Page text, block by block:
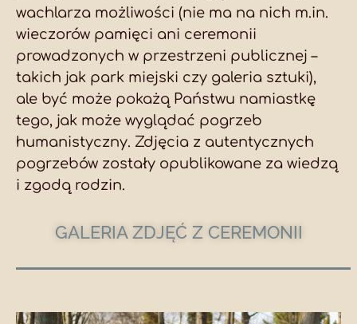
wachlarza możliwości (nie ma na nich m.in.
wieczorów pamięci ani ceremonii
prowadzonych w przestrzeni publicznej –
takich jak park miejski czy galeria sztuki),
ale być może pokażą Państwu namiastkę
tego, jak może wyglądać pogrzeb
humanistyczny. Zdjęcia z autentycznych
pogrzebów zostały opublikowane za wiedzą
i zgodą rodzin.
GALERIA ZDJĘĆ Z CEREMONII